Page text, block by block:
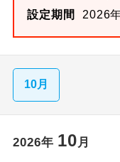
設定期間
2026
10月
2026年 10月